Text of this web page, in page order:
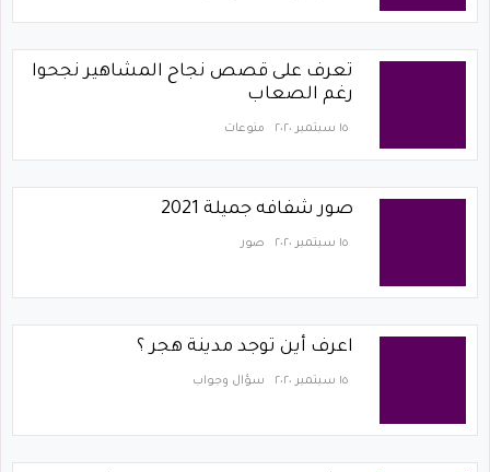
تعرف على قصص نجاح المشاهير نجحوا
رغم الصعاب
١٥ سبتمبر ٢٠٢٠ منوعات
صور شفافه جميلة 2021
١٥ سبتمبر ٢٠٢٠ صور
اعرف أين توجد مدينة هجر ؟
١٥ سبتمبر ٢٠٢٠ سؤال وجواب